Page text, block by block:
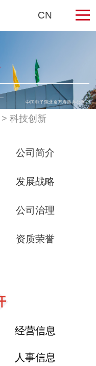
CN
中国电子院北京万寿路办公区
万寿路27号院电子院老楼
科技创新
公司简介
发展战略
公司治理
资质荣誉
经营信息
人事信息